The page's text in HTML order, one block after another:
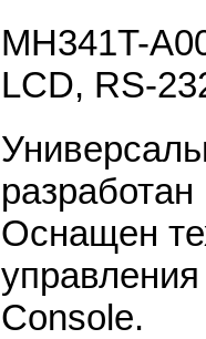
MH341T-
LCD, RS-
Оснащен
Console.